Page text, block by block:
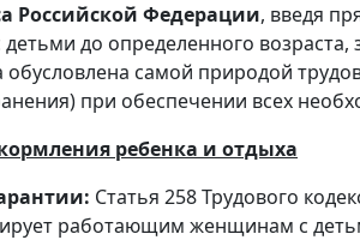
Российской Федерации, введя
до определенного возраста,
обусловлена самой природой
при обеспечении всех
ребенка и отдыха
Статья 258 Трудового
работающим женщинам с